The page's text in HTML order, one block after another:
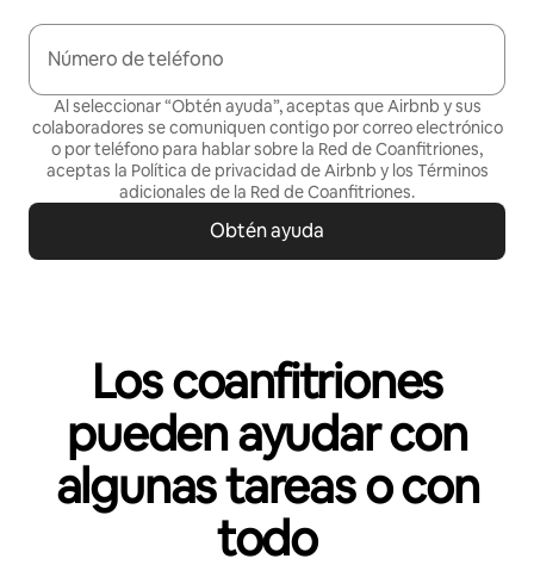
Número de teléfono
Al seleccionar “Obtén ayuda”, aceptas que Airbnb y sus
colaboradores se comuniquen contigo por correo electrónico
o por teléfono para hablar sobre la Red de Coanfitriones,
aceptas la Política de privacidad de Airbnb y los Términos
adicionales de la Red de Coanfitriones.
Obtén ayuda
Los coanfitriones
pueden ayudar con
algunas tareas o con
todo